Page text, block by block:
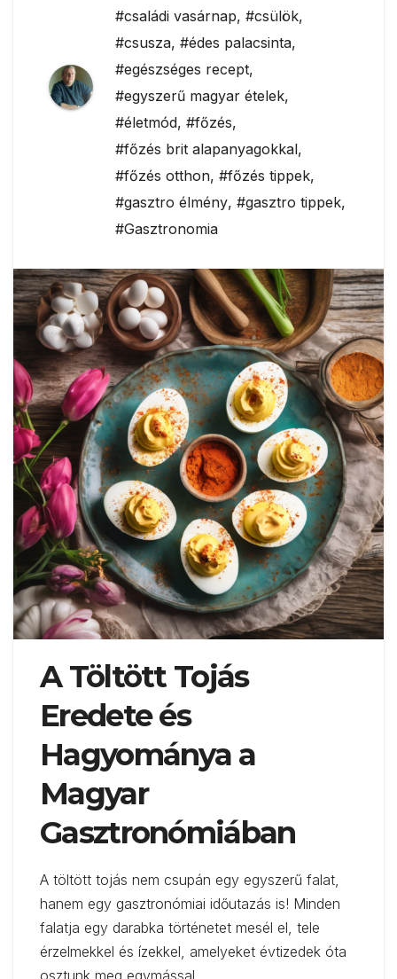
#családi vasárnap, #csülök,
#csusza, #édes palacsinta,
#egészséges recept,
#egyszerű magyar ételek,
#életmód, #főzés,
#főzés brit alapanyagokkal,
#főzés otthon, #főzés tippek,
#gasztro élmény, #gasztro tippek,
#Gasztronomia
A Töltött Tojás
Eredete és
Hagyománya a
Magyar
Gasztronómiában
A töltött tojás nem csupán egy egyszerű falat,
hanem egy gasztronómiai időutazás is! Minden
falatja egy darabka történetet mesél el, tele
érzelmekkel és ízekkel, amelyeket évtizedek óta